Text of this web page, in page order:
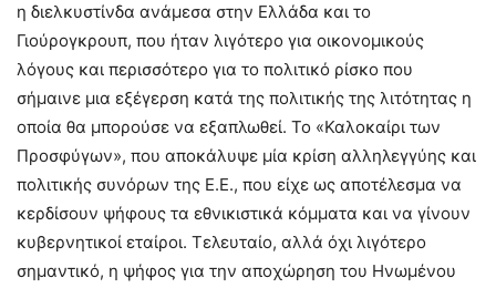
η διελκυστίνδα ανάμεσα στην Ελλάδα και το
Γιούρογκρουπ, που ήταν λιγότερο για οικονομικούς
λόγους και περισσότερο για το πολιτικό ρίσκο που
σήμαινε μια εξέγερση κατά της πολιτικής της λιτότητας η
οποία θα μπορούσε να εξαπλωθεί. Το «Καλοκαίρι των
Προσφύγων», που αποκάλυψε μία κρίση αλληλεγγύης και
πολιτικής συνόρων της Ε.Ε., που είχε ως αποτέλεσμα να
κερδίσουν ψήφους τα εθνικιστικά κόμματα και να γίνουν
κυβερνητικοί εταίροι. Τελευταίο, αλλά όχι λιγότερο
σημαντικό, η ψήφος για την αποχώρηση του Ηνωμένου